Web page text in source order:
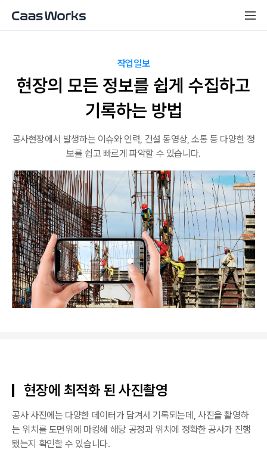
작업일보
현장의 모든 정보를 쉽게 수집하고
기록하는 방법
공사현장에서 발생하는 이슈와 인력, 건설 동영상, 소통 등 다양한 정
보를 쉽고 빠르게 파악할 수 있습니다.
현장에 최적화 된 사진촬영
공사 사진에는 다양한 데이터가 담겨서 기록되는데, 사진을 촬영하
는 위치를 도면위에 마킹해 해당 공정과 위치에 정확한 공사가 진행
됐는지 확인할 수 있습니다.